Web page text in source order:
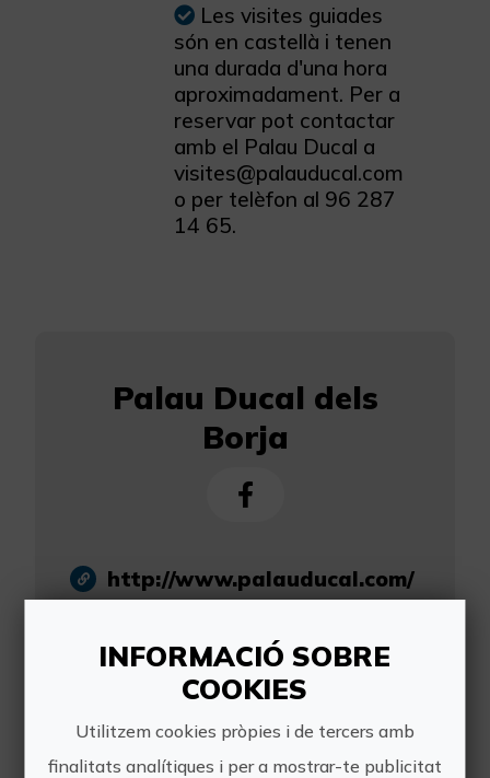
Les visites guiades
són en castellà i tenen
una durada d'una hora
aproximadament. Per a
reservar pot contactar
amb el Palau Ducal a
visites@palauducal.com
o per telèfon al 96 287
14 65.
Palau Ducal dels
Borja
http://www.palauducal.com/
96 287 14 65
INFORMACIÓ SOBRE
COOKIES
Utilitzem cookies pròpies i de tercers amb
finalitats analítiques i per a mostrar-te publicitat